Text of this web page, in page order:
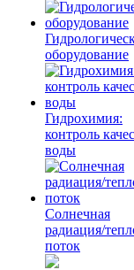
оборудование
Гидрохимия:
контроль
воды
Солнечная
радиация/
поток